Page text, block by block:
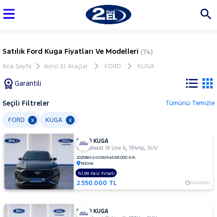
Satılık Ford Kuga Fiyatları Ve Modelleri (74)
Ana Sayfa İkinci El Araçlar FORD KUGA
Garantili
Tüm
Araçlar
AUDI
BMC
BMW
BYD
Seçili Filtreler Tümünü Temizle
FORD x KUGA x
FORD KUGA
1.5 Ecoboost St Line X,184Hp, SUV
2025BenzinOtomatik8.000 Km
Yalova
2.550.000 TL Karşılaştır
%1,99 Faiz Fırsatı
FORD KUGA